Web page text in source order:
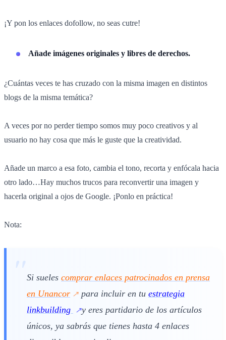
¡Y pon los enlaces dofollow, no seas cutre!
Añade imágenes originales y libres de derechos.
¿Cuántas veces te has cruzado con la misma imagen en distintos
blogs de la misma temática?
A veces por no perder tiempo somos muy poco creativos y al
usuario no hay cosa que más le guste que la creatividad.
Añade un marco a esa foto, cambia el tono, recorta y enfócala hacia
otro lado…Hay muchos trucos para reconvertir una imagen y
hacerla original a ojos de Google. ¡Ponlo en práctica!
Nota:
Si sueles comprar enlaces patrocinados en prensa
en Unancor
para incluir en tu estrategia
linkbuilding
y eres partidario de los artículos
únicos, ya sabrás que tienes hasta 4 enlaces